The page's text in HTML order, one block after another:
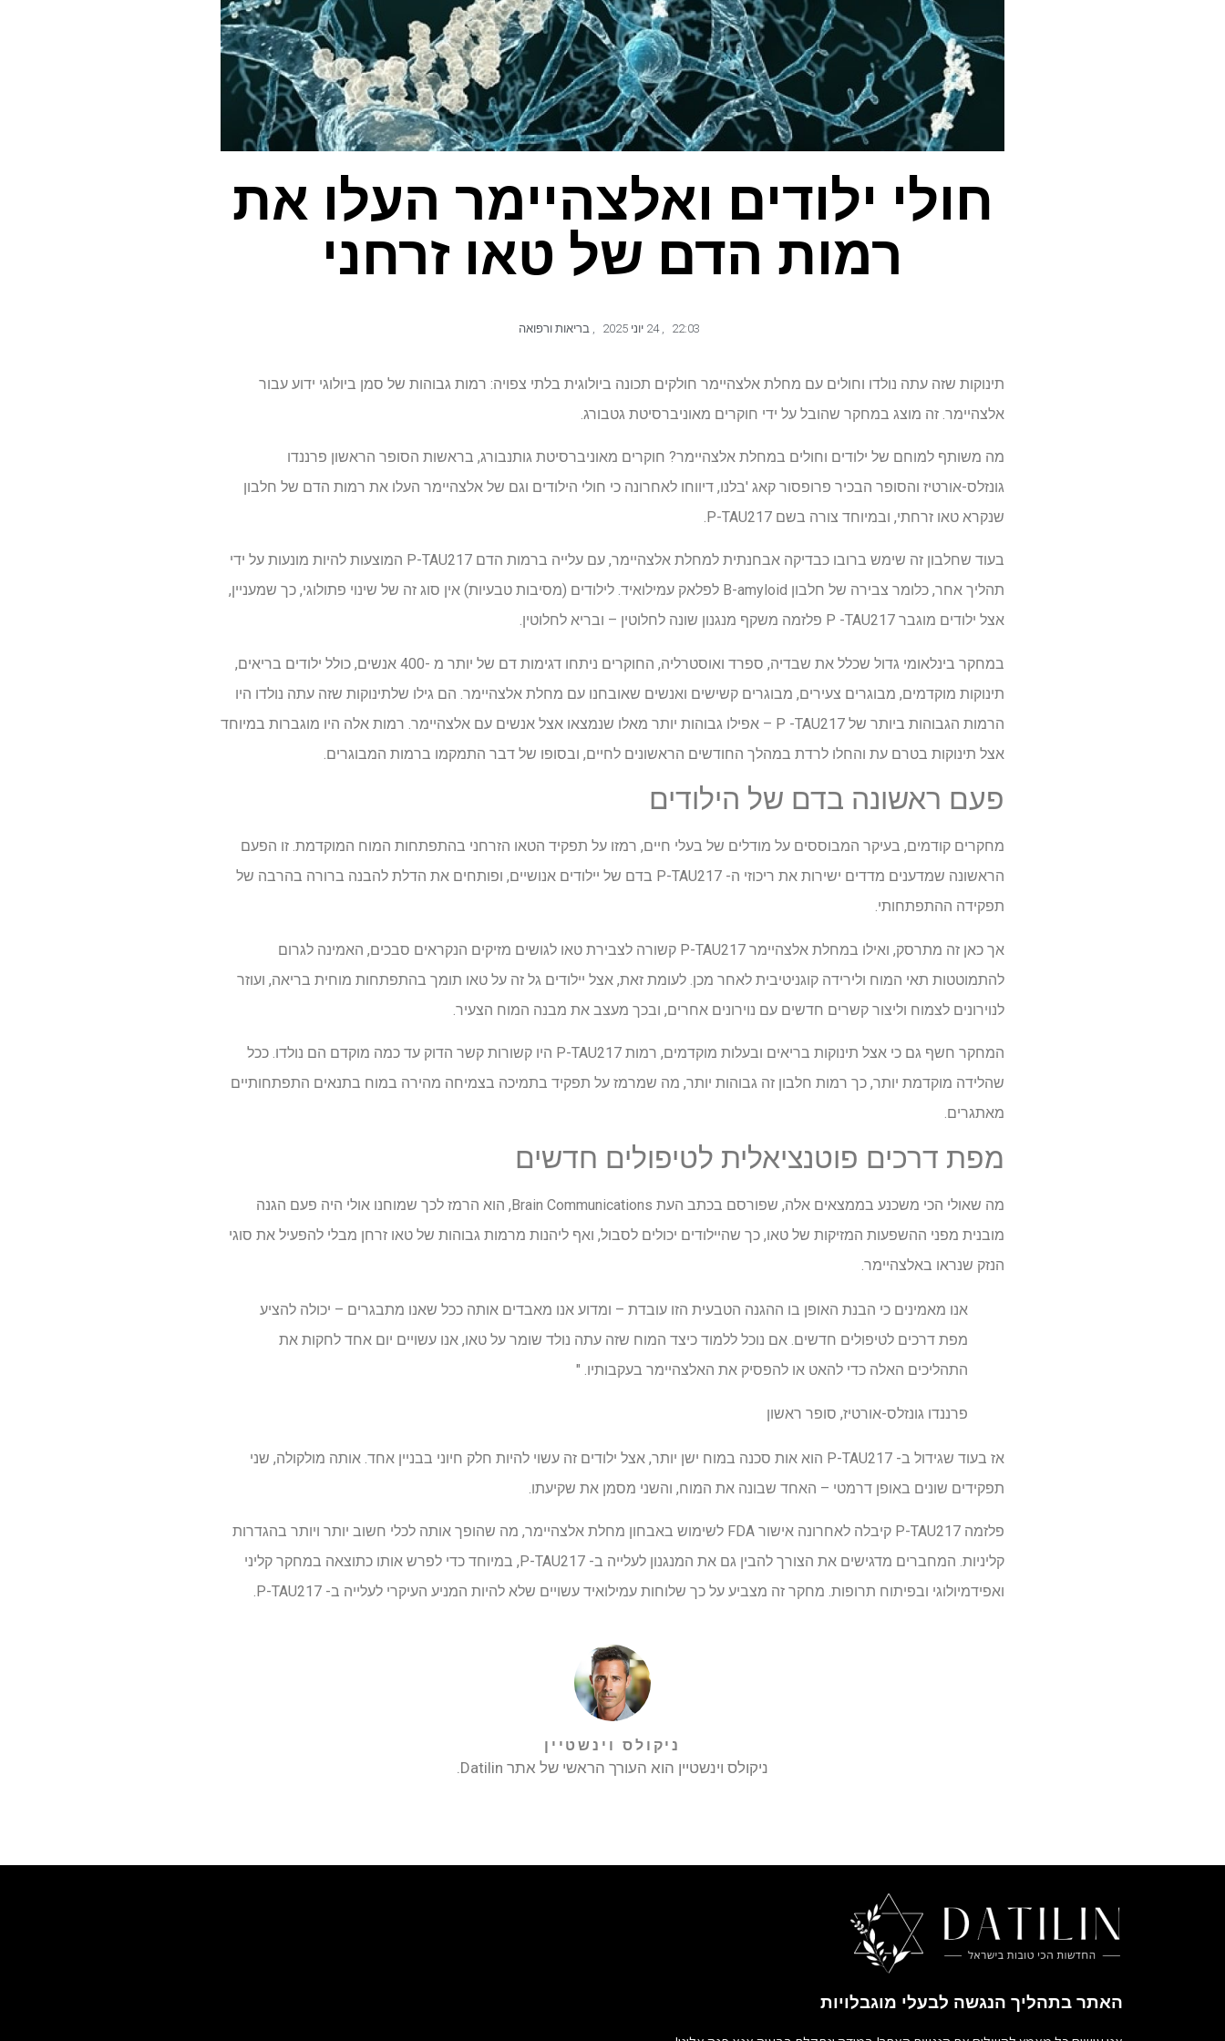
חולי ילודים ואלצהיימר העלו את
רמות הדם של טאו זרחני
22:03
, 24 יוני 2025 , בריאות ורפואה
תינוקות שזה עתה נולדו וחולים עם מחלת אלצהיימר חולקים תכונה ביולוגית בלתי צפויה: רמות גבוהות של סמן ביולוגי ידוע עבור
אלצהיימר. זה מוצג במחקר שהובל על ידי חוקרים מאוניברסיטת גטבורג.
מה משותף למוחם של ילודים וחולים במחלת אלצהיימר? חוקרים מאוניברסיטת גותנבורג, בראשות הסופר הראשון פרננדו
גונזלס-אורטיז והסופר הבכיר פרופסור קאג 'בלנו, דיווחו לאחרונה כי חולי הילודים וגם של אלצהיימר העלו את רמות הדם של חלבון
שנקרא טאו זרחתי, ובמיוחד צורה בשם P-TAU217.
בעוד שחלבון זה שימש ברובו כבדיקה אבחנתית למחלת אלצהיימר, עם עלייה ברמות הדם P-TAU217 המוצעות להיות מונעות על ידי
תהליך אחר, כלומר צבירה של חלבון B-amyloid לפלאק עמילואיד. לילודים (מסיבות טבעיות) אין סוג זה של שינוי פתולוגי, כך שמעניין,
אצל ילודים מוגבר P -TAU217 פלזמה משקף מנגנון שונה לחלוטין – ובריא לחלוטין.
במחקר בינלאומי גדול שכלל את שבדיה, ספרד ואוסטרליה, החוקרים ניתחו דגימות דם של יותר מ -400 אנשים, כולל ילודים בריאים,
תינוקות מוקדמים, מבוגרים צעירים, מבוגרים קשישים ואנשים שאובחנו עם מחלת אלצהיימר. הם גילו שלתינוקות שזה עתה נולדו היו
הרמות הגבוהות ביותר של P -TAU217 – אפילו גבוהות יותר מאלו שנמצאו אצל אנשים עם אלצהיימר. רמות אלה היו מוגברות במיוחד
אצל תינוקות בטרם עת והחלו לרדת במהלך החודשים הראשונים לחיים, ובסופו של דבר התמקמו ברמות המבוגרים.
פעם ראשונה בדם של הילודים
מחקרים קודמים, בעיקר המבוססים על מודלים של בעלי חיים, רמזו על תפקיד הטאו הזרחני בהתפתחות המוח המוקדמת. זו הפעם
הראשונה שמדענים מדדים ישירות את ריכוזי ה- P-TAU217 בדם של יילודים אנושיים, ופותחים את הדלת להבנה ברורה בהרבה של
תפקידה ההתפתחותי.
אך כאן זה מתרסק, ואילו במחלת אלצהיימר P-TAU217 קשורה לצבירת טאו לגושים מזיקים הנקראים סבכים, האמינה לגרום
להתמוטטות תאי המוח ולירידה קוגניטיבית לאחר מכן. לעומת זאת, אצל יילודים גל זה על טאו תומך בהתפתחות מוחית בריאה, ועוזר
לנוירונים לצמוח וליצור קשרים חדשים עם נוירונים אחרים, ובכך מעצב את מבנה המוח הצעיר.
המחקר חשף גם כי אצל תינוקות בריאים ובעלות מוקדמים, רמות P-TAU217 היו קשורות קשר הדוק עד כמה מוקדם הם נולדו. ככל
שהלידה מוקדמת יותר, כך רמות חלבון זה גבוהות יותר, מה שמרמז על תפקיד בתמיכה בצמיחה מהירה במוח בתנאים התפתחותיים
מאתגרים.
מפת דרכים פוטנציאלית לטיפולים חדשים
מה שאולי הכי משכנע בממצאים אלה, שפורסם בכתב העת Brain Communications, הוא הרמז לכך שמוחנו אולי היה פעם הגנה
מובנית מפני ההשפעות המזיקות של טאו, כך שהיילודים יכולים לסבול, ואף ליהנות מרמות גבוהות של טאו זרחן מבלי להפעיל את סוגי
הנזק שנראו באלצהיימר.
אנו מאמינים כי הבנת האופן בו ההגנה הטבעית הזו עובדת – ומדוע אנו מאבדים אותה ככל שאנו מתבגרים – יכולה להציע
מפת דרכים לטיפולים חדשים. אם נוכל ללמוד כיצד המוח שזה עתה נולד שומר על טאו, אנו עשויים יום אחד לחקות את
התהליכים האלה כדי להאט או להפסיק את האלצהיימר בעקבותיו. "
פרננדו גונזלס-אורטיז, סופר ראשון
אז בעוד שגידול ב- P-TAU217 הוא אות סכנה במוח ישן יותר, אצל ילודים זה עשוי להיות חלק חיוני בבניין אחד. אותה מולקולה, שני
תפקידים שונים באופן דרמטי – האחד שבונה את המוח, והשני מסמן את שקיעתו.
פלזמה P-TAU217 קיבלה לאחרונה אישור FDA לשימוש באבחון מחלת אלצהיימר, מה שהופך אותה לכלי חשוב יותר ויותר בהגדרות
קליניות. המחברים מדגישים את הצורך להבין גם את המנגנון לעלייה ב- P-TAU217, במיוחד כדי לפרש אותו כתוצאה במחקר קליני
ואפידמיולוגי ובפיתוח תרופות. מחקר זה מצביע על כך שלוחות עמילואיד עשויים שלא להיות המניע העיקרי לעלייה ב- P-TAU217.
ניקולס וינשטיין
ניקולס וינשטיין הוא העורך הראשי של אתר Datilin.
האתר בתהליך הנגשה לבעלי מוגבלויות